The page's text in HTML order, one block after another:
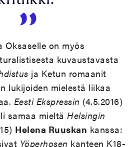
Oksaselle on myös
kuvaustavasta
ja Ketun romaanit
lukijoiden mielestä liikaa
Eesti Ekspressin (4.5.2016)
samaa mieltäHelsingin
Helena Ruuskan kanssa:
Yöperhosen kanteen K18-